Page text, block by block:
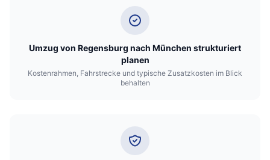
Umzug von Regensburg nach München strukturiert
planen
Kostenrahmen, Fahrstrecke und typische Zusatzkosten im Blick
behalten